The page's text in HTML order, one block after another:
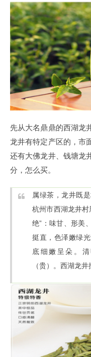
先从大名鼎鼎的西湖龙
龙井有特定产区的，市
还有大佛龙井、钱塘龙
分，怎么买。
属绿茶，龙井既
杭州市西湖龙井
绝”：味甘、形美
挺直，色泽嫩绿
底细嫩呈朵。
（贵）。西湖龙